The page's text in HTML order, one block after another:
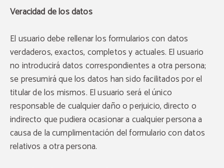
Veracidad de los datos
El usuario debe rellenar los formularios con datos
verdaderos, exactos, completos y actuales. El usuario
no introducirá datos correspondientes a otra persona;
se presumirá que los datos han sido facilitados por el
titular de los mismos. El usuario será el único
responsable de cualquier daño o perjuicio, directo o
indirecto que pudiera ocasionar a cualquier persona a
causa de la cumplimentación del formulario con datos
relativos a otra persona.